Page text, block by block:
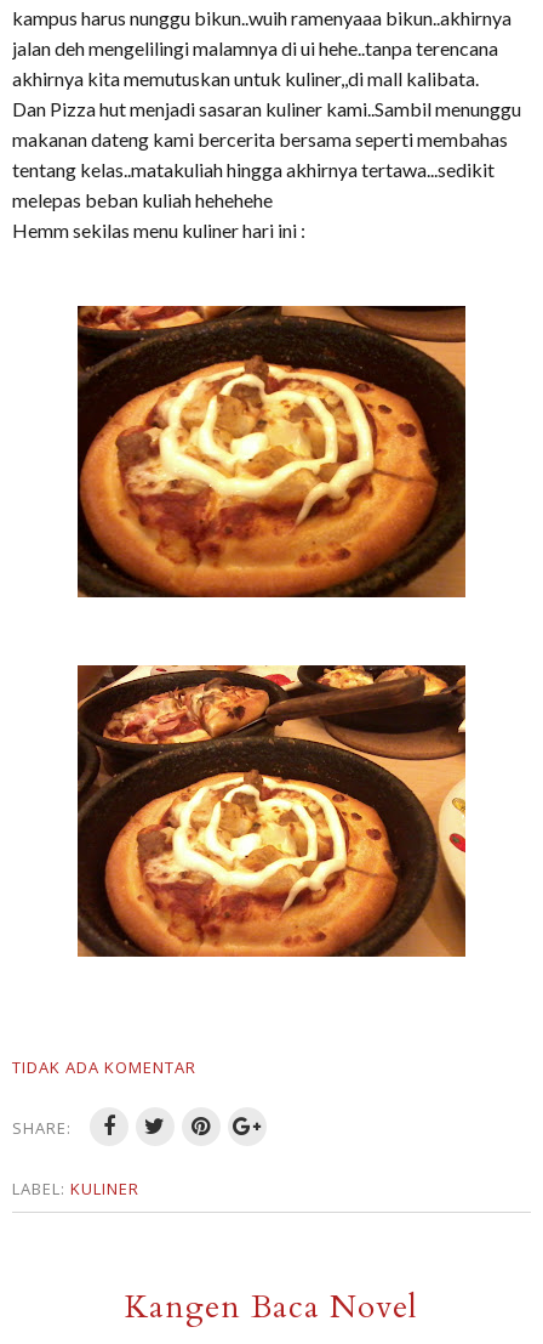
kampus harus nunggu bikun..wuih ramenyaaa bikun..akhirnya
jalan deh mengelilingi malamnya di ui hehe..tanpa terencana
akhirnya kita memutuskan untuk kuliner,,di mall kalibata.
Dan Pizza hut menjadi sasaran kuliner kami..Sambil menunggu
makanan dateng kami bercerita bersama seperti membahas
tentang kelas..matakuliah hingga akhirnya tertawa...sedikit
melepas beban kuliah hehehehe
Hemm sekilas menu kuliner hari ini :
TIDAK ADA KOMENTAR
SHARE:
LABEL: KULINER
Kangen Baca Novel